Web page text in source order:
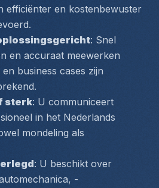
efficiënter en kostenbewuster
: Snel
en accuraat meewerken
business cases zijn
sterk: U communiceert
in het Nederlands
mondeling als
: U beschikt over
-